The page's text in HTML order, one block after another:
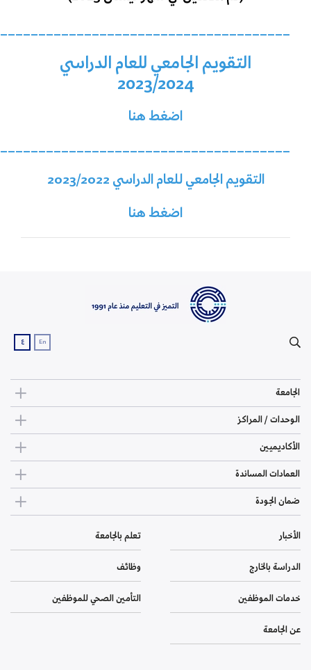
التقويم الجامعي للعام الدراسي
2023/2024
اضغط هنا
التقويم الجامعي للعام الدراسي 2023/2022
اضغط هنا
En ع
الجامعة
الوحدات / المراكز
الأكاديميين
العمادات المساندة
ضمان الجودة
الأخبار تعلم بالجامعة
الدراسة بالخارج وظائف
خدمات الموظفين التأمين الصحي للموظفين
عن الجامعة